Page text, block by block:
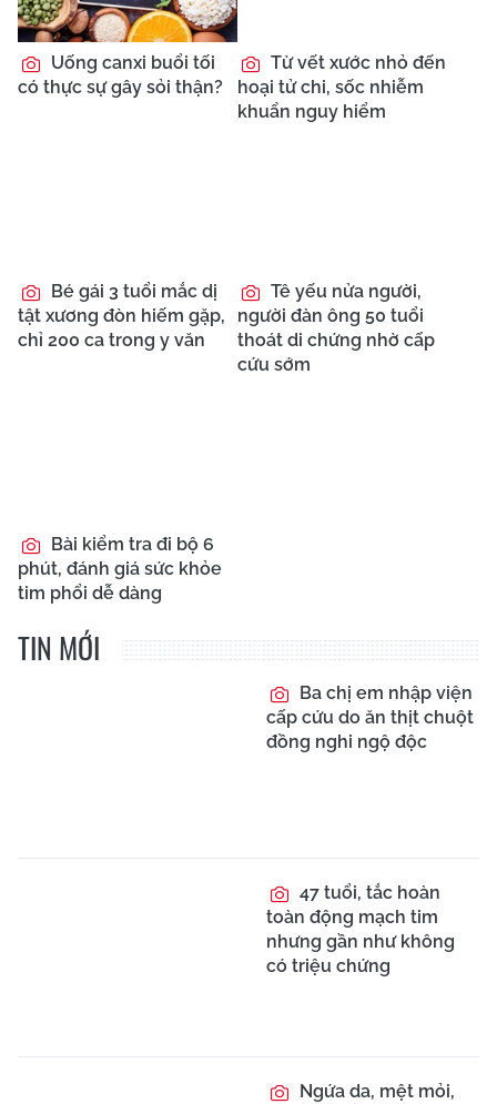
Uống canxi buổi tối
có thực sự gây sỏi thận?
Từ vết xước nhỏ đến
hoại tử chi, sốc nhiễm
khuẩn nguy hiểm
Bé gái 3 tuổi mắc dị
tật xương đòn hiếm gặp,
chỉ 200 ca trong y văn
Tê yếu nửa người,
người đàn ông 50 tuổi
thoát di chứng nhờ cấp
cứu sớm
Bài kiểm tra đi bộ 6
phút, đánh giá sức khỏe
tim phổi dễ dàng
TIN MỚI
Ba chị em nhập viện
cấp cứu do ăn thịt chuột
đồng nghi ngộ độc
47 tuổi, tắc hoàn
toàn động mạch tim
nhưng gần như không
có triệu chứng
Ngứa da, mệt mỏi,